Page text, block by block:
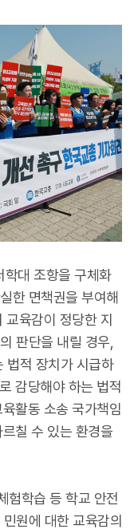
학대 조항을 구체화
한 면책권을 부여해
육감이 정당한 지
판단을 내릴 경우,
법적 장치가 시급하
감당해야 하는 법적
활동 소송 국가책임
칠 수 있는 환경을
험학습 등 학교 안전
원에 대한 교육감의